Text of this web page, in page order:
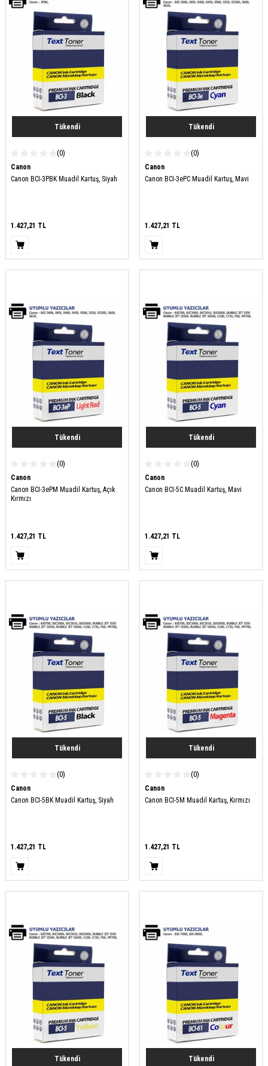
Tükendi
(0)
Canon
Canon BCI-3PBK Muadil Kartuş, Siyah
1.427,21 TL
Tükendi
(0)
Canon
Canon BCI-3ePC Muadil Kartuş, Mavi
1.427,21 TL
Tükendi
(0)
Canon
Canon BCI-3ePM Muadil Kartuş, Açık
Kırmızı
1.427,21 TL
Tükendi
(0)
Canon
Canon BCI-5C Muadil Kartuş, Mavi
1.427,21 TL
Tükendi
(0)
Canon
Canon BCI-5BK Muadil Kartuş, Siyah
1.427,21 TL
Tükendi
(0)
Canon
Canon BCI-5M Muadil Kartuş, Kırmızı
1.427,21 TL
Tükendi Tükendi